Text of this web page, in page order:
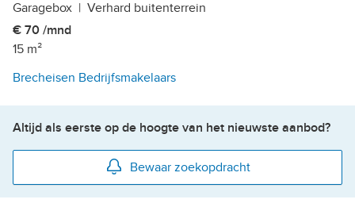
Garagebox | Verhard buitenterrein
€ 70 /mnd
15 m²
Brecheisen Bedrijfsmakelaars
Altijd als eerste op de hoogte van het nieuwste aanbod?
Bewaar zoekopdracht